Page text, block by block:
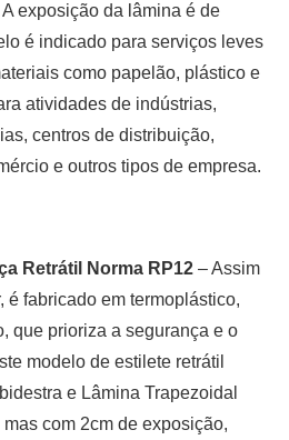
exposição da lâmina é de
é indicado para serviços leves
como papelão, plástico e
atividades de indústrias,
centros de distribuição,
e outros tipos de empresa.
Retrátil Norma RP12 – Assim
é fabricado em termoplástico,
que prioriza a segurança e o
modelo de estilete retrátil
e Lâmina Trapezoidal
com 2cm de exposição,